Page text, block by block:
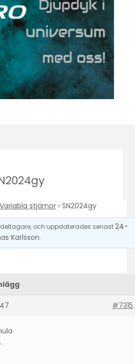
Variabla stjärnor › SN2024gy
deltagare, och uppdaterades senast24-
Karlsson.
#7315